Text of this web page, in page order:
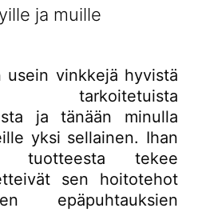
ja muille
usein vinkkejä hyvistä
tarkoitetuista
ja tänään minulla
yksi sellainen. Ihan
tuotteesta tekee
sen hoitotehot
epäpuhtauksien